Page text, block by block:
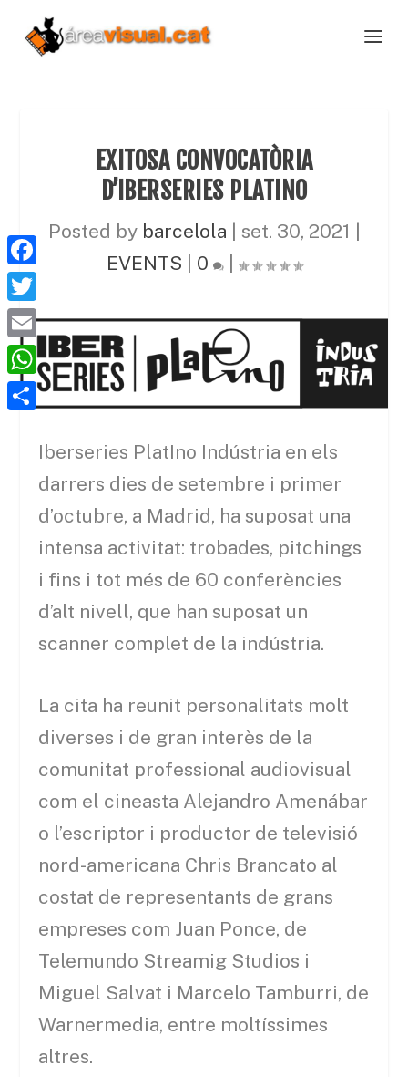
EXITOSA CONVOCATÒRIA
D’IBERSERIES PLATINO
Posted by barcelola set. 30, 2021
EVENTS
0 |
Iberseries PlatIno Indústria en els
darrers dies de setembre i primer
d’octubre, a Madrid, ha suposat una
intensa activitat: trobades, pitchings
i fins i tot més de 60 conferències
d’alt nivell, que han suposat un
scanner complet de la indústria.
La cita ha reunit personalitats molt
diverses i de gran interès de la
comunitat professional audiovisual
com el cineasta Alejandro Amenábar
o l’escriptor i productor de televisió
nord-americana Chris Brancato al
costat de representants de grans
empreses com Juan Ponce, de
Telemundo Streamig Studios i
Miguel Salvat i Marcelo Tamburri, de
Warnermedia, entre moltíssimes
altres.
F
a
c
e
b
T
w
i
t
E
m
a
W
h